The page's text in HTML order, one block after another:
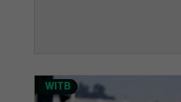
WITB